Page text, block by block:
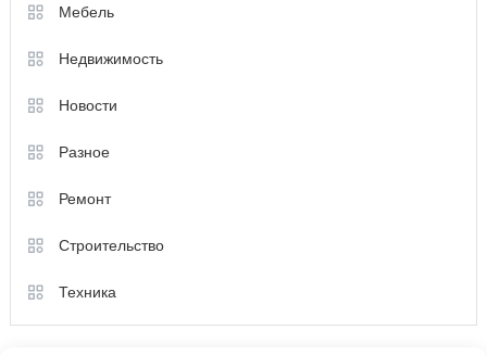
Мебель
Недвижимость
Новости
Разное
Ремонт
Строительство
Техника